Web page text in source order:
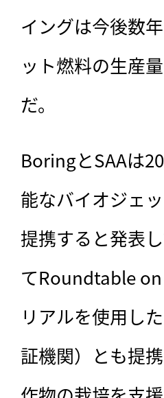
イングは今後数
ット燃料の生産
だ。
BoringとSAAは
能なバイオジェ
提携すると発表
てRoundtable
リアルを使用し
証機関）とも提